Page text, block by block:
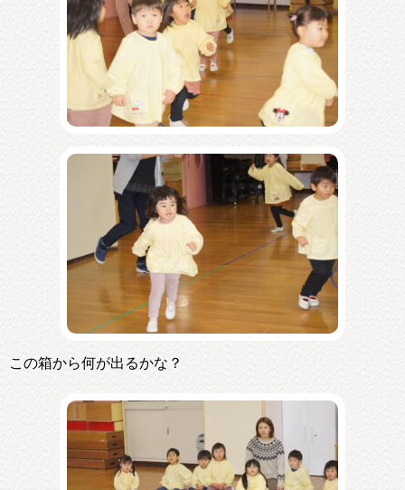
この箱から何が出るかな？